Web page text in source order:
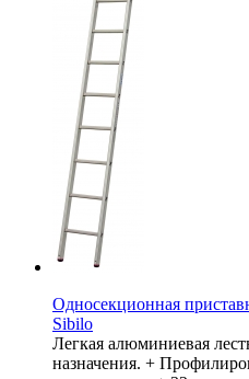
Односекционная
Sibilo
Легкая алюминиевая
назначения. +